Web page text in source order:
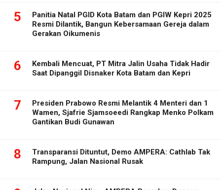
5
Panitia Natal PGID Kota Batam dan PGIW Kepri 2025
Resmi Dilantik, Bangun Kebersamaan Gereja dalam
Gerakan Oikumenis
6
Kembali Mencuat, PT Mitra Jalin Usaha Tidak Hadir
Saat Dipanggil Disnaker Kota Batam dan Kepri
7
Presiden Prabowo Resmi Melantik 4 Menteri dan 1
Wamen, Sjafrie Sjamsoeedi Rangkap Menko Polkam
Gantikan Budi Gunawan
8
Transparansi Dituntut, Demo AMPERA: Cathlab Tak
Rampung, Jalan Nasional Rusak